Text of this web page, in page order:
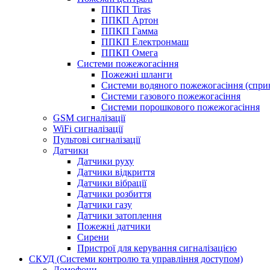
ППКП Tiras
ППКП Артон
ППКП Гамма
ППКП Електронмаш
ППКП Омега
Системи пожежогасіння
Пожежні шланги
Системи водяного пожежогасіння
Системи газового пожежогасіння
Системи порошкового пожежогасіння
GSM сигналізації
WiFi сигналізації
Пультові сигналізації
Датчики
Датчики руху
Датчики відкриття
Датчики вібрації
Датчики розбиття
Датчики газу
Датчики затоплення
Пожежні датчики
Сирени
Пристрої для керування сигналізацією
СКУД (Системи контролю та управління доступом)